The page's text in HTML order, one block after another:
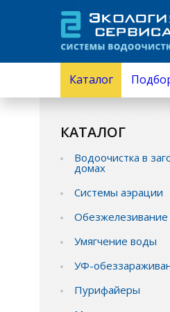
Каталог
Водоочистка в
Обезжелезивание
УФ-
Пурифайеры
Механическая
Обратный осмос
Промышленная
Защита от
КАТАЛОГ
Водоочистка в
домах
Системы аэрации
Умягчение воды
УФ-
Пурифайеры